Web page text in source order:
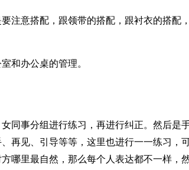
注意搭配，跟领带的搭配，跟衬衣的搭配
和办公桌的管理。
同事分组进行练习，再进行纠正。然后是
见、引导等等，这里也进行一一练习，
哪里最自然，那么每个人表达都不一样，